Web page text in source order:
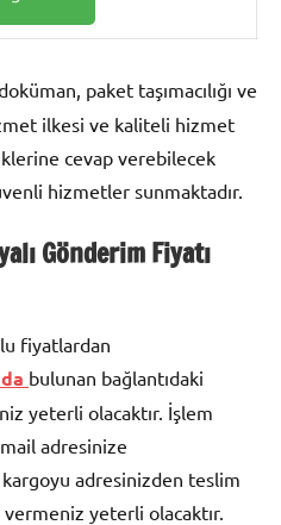
paket taşımacılığı ve
ilkesi ve kaliteli hizmet
cevap verebilecek
hizmetler sunmaktadır.
Gönderim Fiyatı
fiyatlardan
bulunan bağlantıdaki
yeterli olacaktır. İşlem
adresinize
adresinizden teslim
yeterli olacaktır.